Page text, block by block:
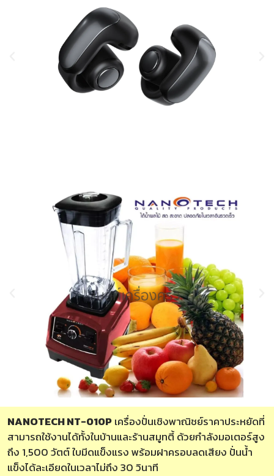
NANOTECH NT-010Pเครื่องปั่นเชิงพาณิชย์ราคาประหยัดที่
สามารถใช้งานได้ทั้งในบ้านและร้านสมูทตี้ ด้วยกำลังมอเตอร์สูง
ถึง 1,500 วัตต์ ใบมีดแข็งแรง พร้อมฝาครอบลดเสียง ปั่นน้ำ
แข็งได้ละเอียดในเวลาไม่ถึง 30 วินาที